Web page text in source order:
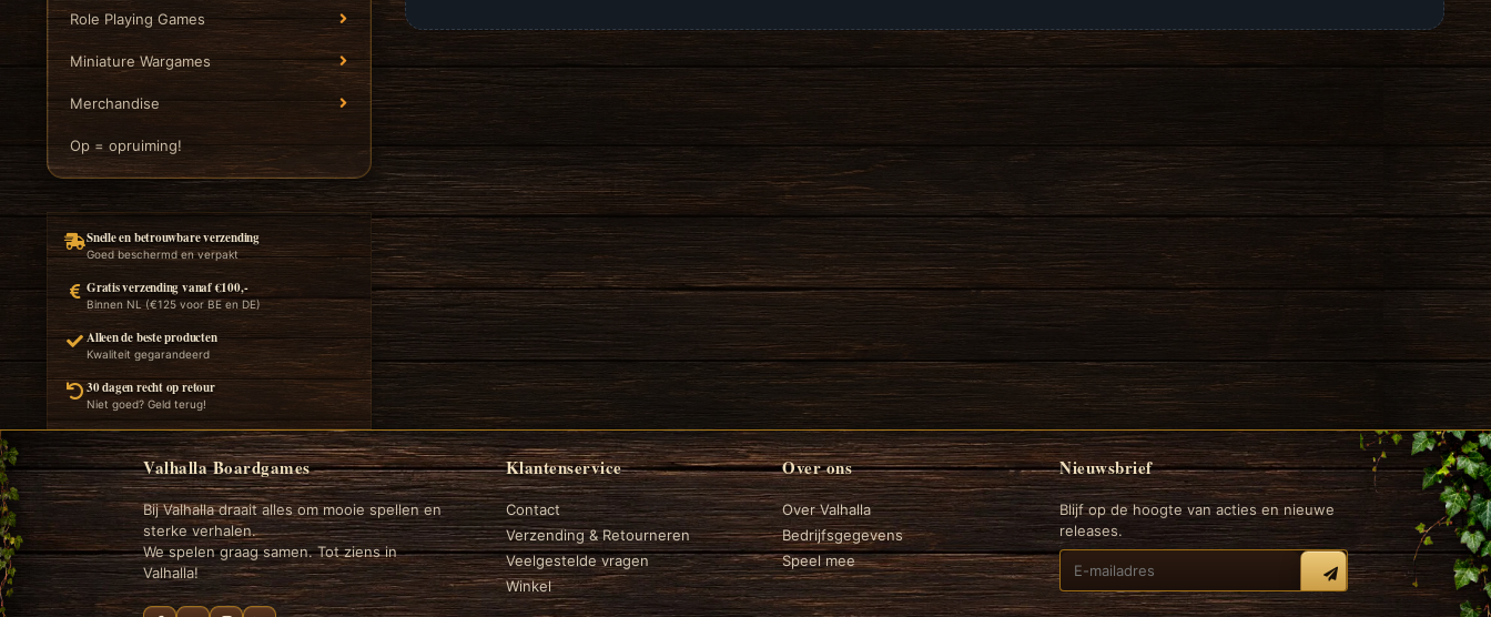
Role Playing Games
Miniature Wargames
Merchandise
Op = opruiming!
Snelle en betrouwbare verzending
Goed beschermd en verpakt
Gratis verzending vanaf €100,-
Binnen NL (€125 voor BE en DE)
Alleen de beste producten
Kwaliteit gegarandeerd
30 dagen recht op retour
Niet goed? Geld terug!
Valhalla Boardgames
Bij Valhalla draait alles om mooie spellen en
sterke verhalen.
We spelen graag samen. Tot ziens in
Valhalla!
Klantenservice
Contact
Verzending & Retourneren
Veelgestelde vragen
Winkel
Over ons
Over Valhalla
Bedrijfsgegevens
Speel mee
Nieuwsbrief
Blijf op de hoogte van acties en nieuwe
releases.